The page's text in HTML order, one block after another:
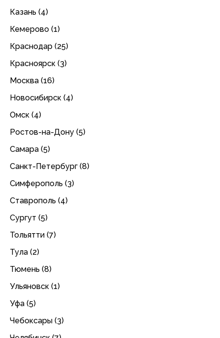
Казань (4)
Кемерово (1)
Краснодар (25)
Красноярск (3)
Москва (16)
Новосибирск (4)
Омск (4)
Ростов-на-Дону (5)
Самара (5)
Санкт-Петербург (8)
Симферополь (3)
Ставрополь (4)
Сургут (5)
Тольятти (7)
Тула (2)
Тюмень (8)
Ульяновск (1)
Уфа (5)
Чебоксары (3)